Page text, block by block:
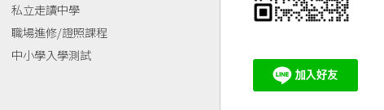
私立走讀中學
職場進修/證照課程
中小學入學測試